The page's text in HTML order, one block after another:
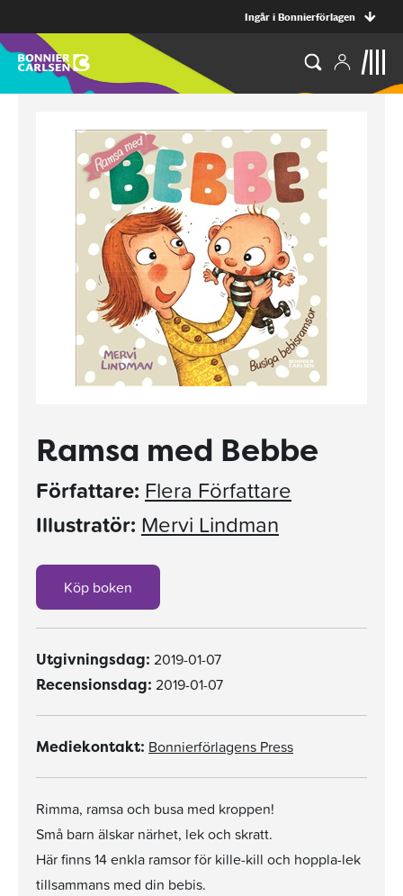
Ingår i Bonnierförlagen
Ramsa med Bebbe
Författare: Flera Författare
Illustratör: Mervi Lindman
Köp boken
Utgivningsdag: 2019-01-07
Recensionsdag: 2019-01-07
Mediekontakt: Bonnierförlagens Press
Rimma, ramsa och busa med kroppen!
Små barn älskar närhet, lek och skratt.
Här finns 14 enkla ramsor för kille-kill och hoppla-lek
tillsammans med din bebis.